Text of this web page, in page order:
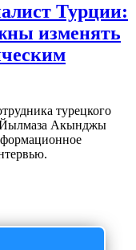
Турции:
изменять
турецкого
Йылмаза Акынджы